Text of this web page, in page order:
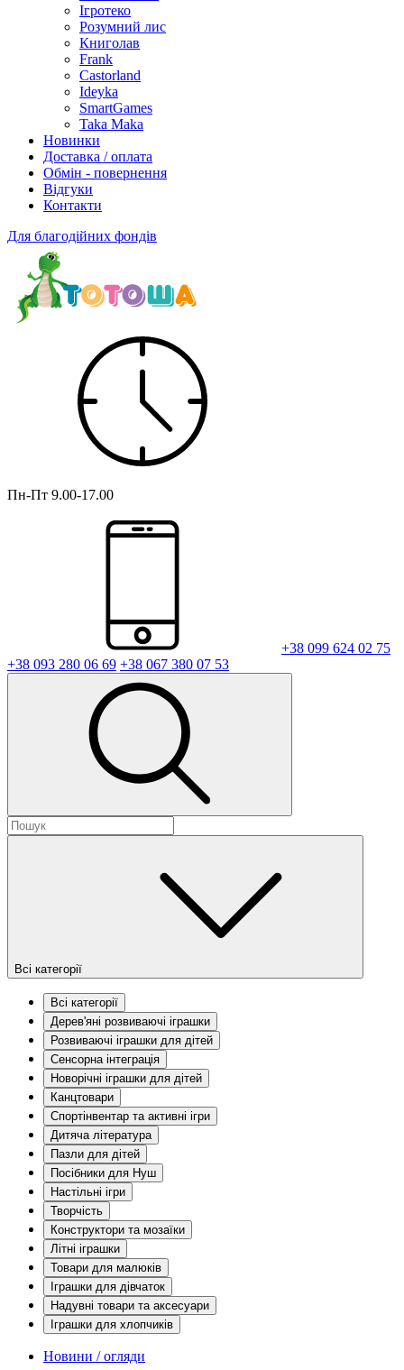
Ігротеко
Розумний лис
Книголав
Frank
Castorland
Ideyka
SmartGames
Taka Maka
Новинки
Доставка / оплата
Обмін - повернення
Відгуки
Контакти
Для благодійних фондів
Пн-Пт 9.00-17.00
+38 099 624 02 75
+38 093 280 06 69 +38 067 380 07 53
Всі категорії
Всі категорії
Дерев'яні розвиваючі іграшки
Розвиваючі іграшки для дітей
Сенсорна інтеграція
Новорічні іграшки для дітей
Канцтовари
Спортінвентар та активні ігри
Дитяча література
Пазли для дітей
Посібники для Нуш
Настільні ігри
Творчість
Конструктори та мозаїки
Літні іграшки
Товари для малюків
Іграшки для дівчаток
Надувні товари та аксесуари
Іграшки для хлопчиків
Новини / огляди